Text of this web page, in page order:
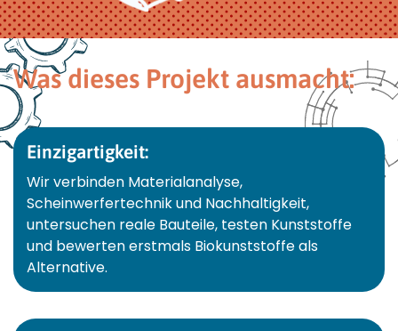
Was dieses Projekt ausmacht:
Einzigartigkeit:
Wir verbinden Materialanalyse,
Scheinwerfertechnik und Nachhaltigkeit,
untersuchen reale Bauteile, testen Kunststoffe
und bewerten erstmals Biokunststoffe als
Alternative.